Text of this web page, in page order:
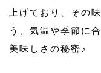
上げており、その
う、気温や季節に
美味しさの秘密♪